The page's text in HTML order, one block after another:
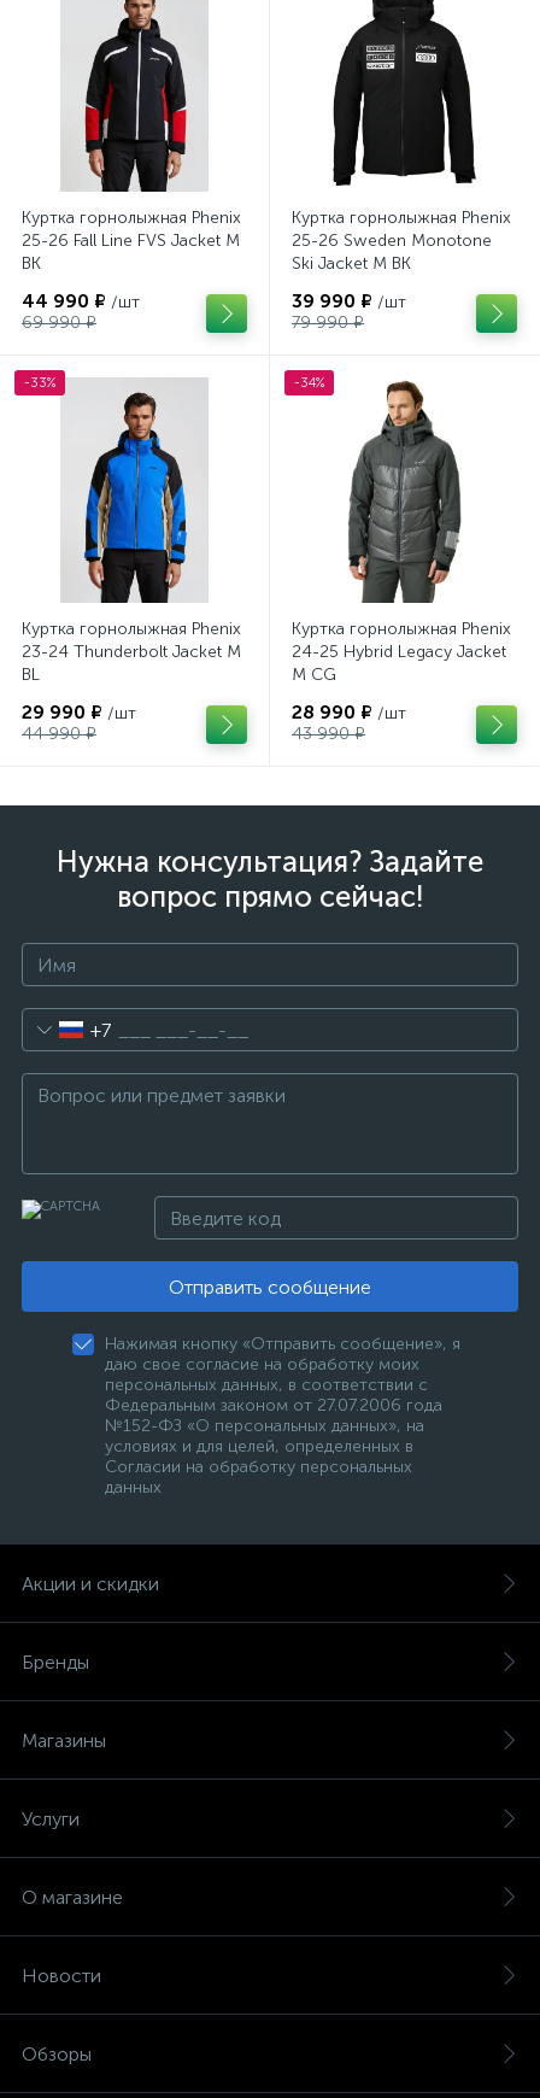
Куртка горнолыжная Phenix
25-26 Fall Line FVS Jacket M
BK
44 990 ₽ /шт
69 990 ₽
Куртка горнолыжная Phenix
25-26 Sweden Monotone
Ski Jacket M BK
39 990 ₽ /шт
79 990 ₽
-33%
Куртка горнолыжная Phenix
23-24 Thunderbolt Jacket M
BL
29 990 ₽ /шт
44 990 ₽
-34%
Куртка горнолыжная Phenix
24-25 Hybrid Legacy Jacket
M CG
28 990 ₽ /шт
43 990 ₽
Нужна консультация? Задайте
вопрос прямо сейчас!
+7
Отправить сообщение
Нажимая кнопку «Отправить сообщение», я
даю свое согласие на обработку моих
персональных данных, в соответствии с
Федеральным законом от 27.07.2006 года
№152-ФЗ «О персональных данных», на
условиях и для целей, определенных в
Согласии на обработку персональных
данных
Акции и скидки
Бренды
Магазины
Услуги
О магазине
Новости
Обзоры